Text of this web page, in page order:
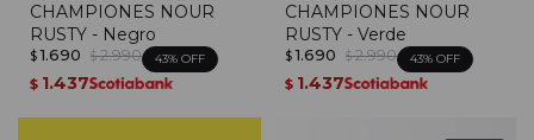
CHAMPIONES NOUR
RUSTY - Negro
$ 1.690 $ 2.990 43
$ 1.437
CHAMPIONES NOUR
RUSTY - Verde
$ 1.690 $ 2.990 43
$ 1.437